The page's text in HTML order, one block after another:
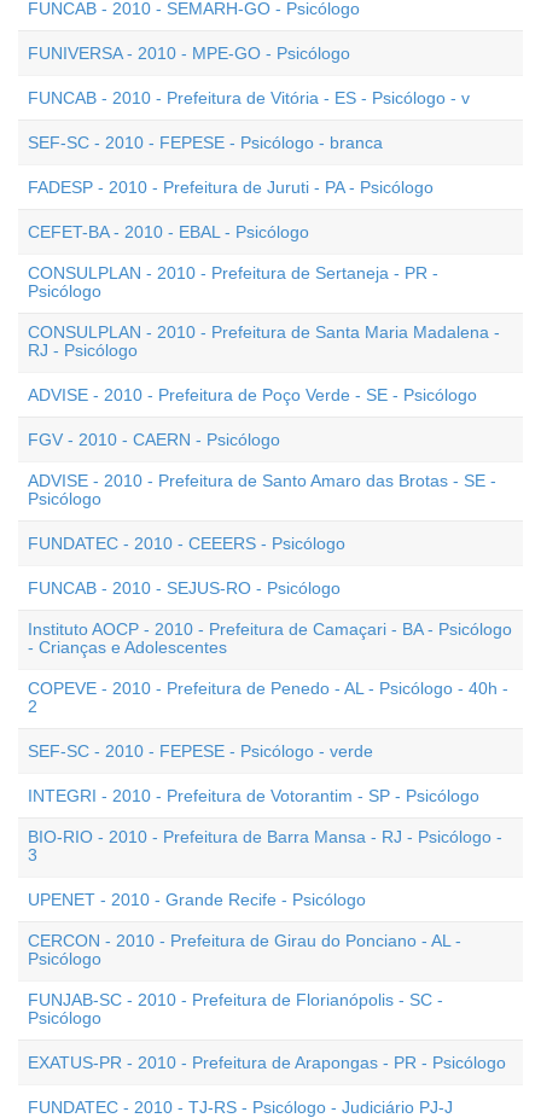
FUNCAB - 2010 - SEMARH-GO - Psicólogo
FUNIVERSA - 2010 - MPE-GO - Psicólogo
FUNCAB - 2010 - Prefeitura de Vitória - ES - Psicólogo - v
SEF-SC - 2010 - FEPESE - Psicólogo - branca
FADESP - 2010 - Prefeitura de Juruti - PA - Psicólogo
CEFET-BA - 2010 - EBAL - Psicólogo
CONSULPLAN - 2010 - Prefeitura de Sertaneja - PR -
Psicólogo
CONSULPLAN - 2010 - Prefeitura de Santa Maria Madalena -
RJ - Psicólogo
ADVISE - 2010 - Prefeitura de Poço Verde - SE - Psicólogo
FGV - 2010 - CAERN - Psicólogo
ADVISE - 2010 - Prefeitura de Santo Amaro das Brotas - SE -
Psicólogo
FUNDATEC - 2010 - CEEERS - Psicólogo
FUNCAB - 2010 - SEJUS-RO - Psicólogo
Instituto AOCP - 2010 - Prefeitura de Camaçari - BA - Psicólogo
- Crianças e Adolescentes
COPEVE - 2010 - Prefeitura de Penedo - AL - Psicólogo - 40h -
2
SEF-SC - 2010 - FEPESE - Psicólogo - verde
INTEGRI - 2010 - Prefeitura de Votorantim - SP - Psicólogo
BIO-RIO - 2010 - Prefeitura de Barra Mansa - RJ - Psicólogo -
3
UPENET - 2010 - Grande Recife - Psicólogo
CERCON - 2010 - Prefeitura de Girau do Ponciano - AL -
Psicólogo
FUNJAB-SC - 2010 - Prefeitura de Florianópolis - SC -
Psicólogo
EXATUS-PR - 2010 - Prefeitura de Arapongas - PR - Psicólogo
FUNDATEC - 2010 - TJ-RS - Psicólogo - Judiciário PJ-J